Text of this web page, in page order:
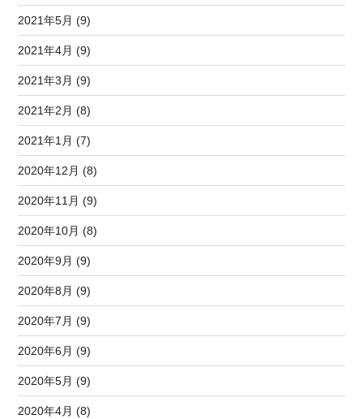
2021年5月 (9)
2021年4月 (9)
2021年3月 (9)
2021年2月 (8)
2021年1月 (7)
2020年12月 (8)
2020年11月 (9)
2020年10月 (8)
2020年9月 (9)
2020年8月 (9)
2020年7月 (9)
2020年6月 (9)
2020年5月 (9)
2020年4月 (8)